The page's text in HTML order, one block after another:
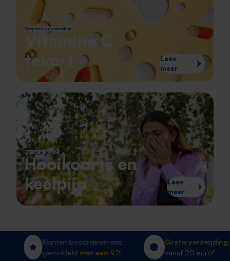
Symptomen en oorzaken
Vitamine C
tekort
Lees
meer
Wat kun je doen?
Hooikoorts en
keelpijn
Lees
meer
Klanten beoordelen ons
gemiddeld met een 9,1!
Gratis verzending
vanaf 20 euro*